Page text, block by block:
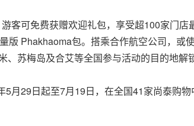
客可免费获赠欢迎礼包，享受超100家门店
版 Phakhaoma包。搭乘合作航空公司，或
苏梅岛及合艾等全国参与活动的目的地解
月29日起至7月19日，在全国41家尚泰购